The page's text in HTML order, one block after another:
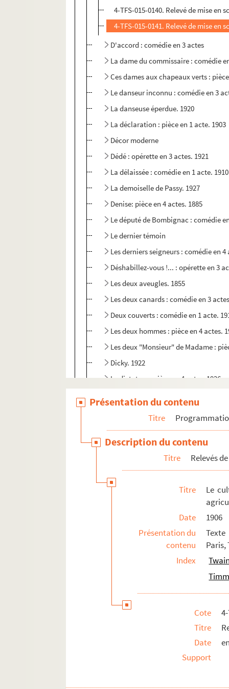
4-TFS-015-0140. Relevé de mise en
4-TFS-015-0141. Relevé de mise en
D'accord : comédie en 3 actes
La dame du commissaire : comédie
Ces dames aux chapeaux verts :
Le danseur inconnu : comédie en 3
La danseuse éperdue. 1920
La déclaration : pièce en 1 acte. 1903
Décor moderne
Dédé : opérette en 3 actes. 1921
La délaissée : comédie en 1 acte. 1910
La demoiselle de Passy. 1927
Denise: pièce en 4 actes. 1885
Le député de Bombignac : comédie
Le dernier témoin
Les derniers seigneurs : comédie en 4
Déshabillez-vous !... : opérette en 3
Les deux aveugles. 1855
Les deux canards : comédie en 3
Deux couverts : comédie en 1 acte.
Les deux hommes : pièce en 4 actes.
Les deux "Monsieur" de Madame :
Dicky. 1922
Le dictateur : pièce en 4 actes. 1926
Le divan noir : comédie en 3 actes.
Dix-neuf ans : opérette en 3 actes.
Dora : comédie en 5 actes. 1877
Dormez, je le veux ! : vaudeville en 1
Douze hommes en colère. 1958
La duchesse de Montélimar. 1893
Le duel : pièce en 3 actes. 1905
L'école des cocottes : comédie en 3
L'école des faisans : comédie en 3
L'école des parents : comédie en 4
L'écrasé du jeudi : comédie en 3
L'écurie Watson : comédie en 3 actes.
Présentation du contenu
Titre
Description du contenu
Titre Relevés
Titre
Le
Date
1906
Présentation du
contenu
Paris,
Index
Cote
Titre
Date
Support